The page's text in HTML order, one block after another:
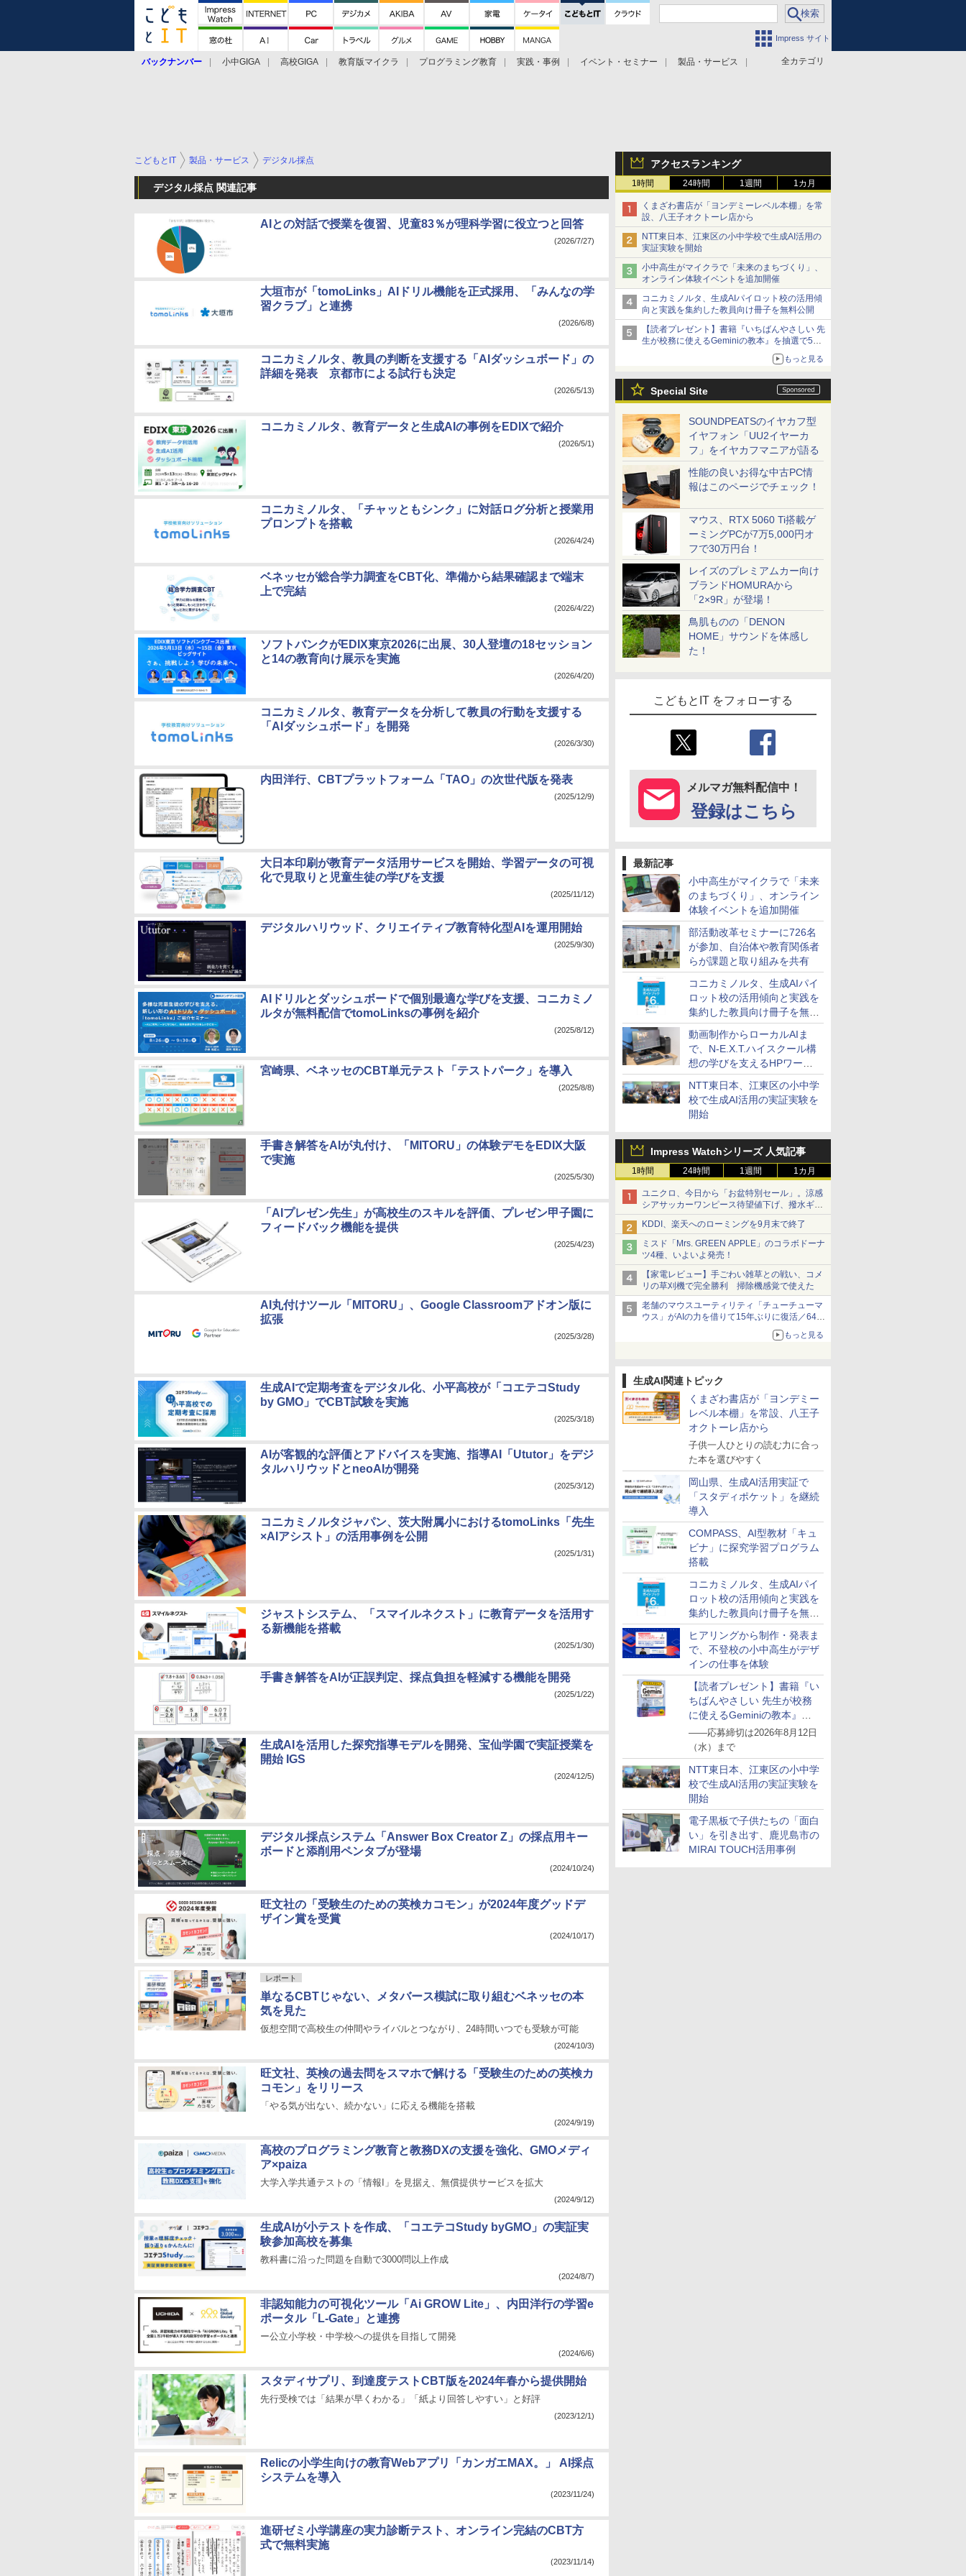
Impress サイト
全カテゴリ
バックナンバー 小中GIGA 高校GIGA 教育版マイクラ プログラミング教育 実践・事例 イベント・セミナー 製品・サービス
アクセスランキング
1時間 24時間 1週間 1カ月
くまざわ書店が「ヨンデミーレベル本棚」を常
設、八王子オクトーレ店から
NTT東日本、江東区の小中学校で生成AI活用の
実証実験を開始
小中高生がマイクラで「未来のまちづくり」、
オンライン体験イベントを追加開催
コニカミノルタ、生成AIパイロット校の活用傾
向と実践を集約した教員向け冊子を無料公開
【読者プレゼント】書籍『いちばんやさしい 先
生が校務に使えるGeminiの教本』を抽選で5名
様にプレゼント ――応募締切は2026年8月12
もっと見る
Special Site
SOUNDPEATSのイヤカフ型
イヤフォン「UU2イヤーカ
フ」をイヤカフマニアが語る
性能の良いお得な中古PC情
報はこのページでチェック！
マウス、RTX 5060 Ti搭載ゲ
ーミングPCが7万5,000円オ
フで30万円台！
レイズのプレミアムカー向け
ブランドHOMURAから
「2×9R」が登場！
鳥肌ものの「DENON
HOME」サウンドを体感し
た！
こどもとIT をフォローする
メルマガ無料配信中！
登録はこちら
最新記事
小中高生がマイクラで「未来
のまちづくり」、オンライン
体験イベントを追加開催
部活動改革セミナーに726名
が参加、自治体や教育関係者
らが課題と取り組みを共有
コニカミノルタ、生成AIパイ
ロット校の活用傾向と実践を
集約した教員向け冊子を無料
公開
動画制作からローカルAIま
で、N-E.X.T.ハイスクール構
想の学びを支えるHPワーク
ステーション
NTT東日本、江東区の小中学
校で生成AI活用の実証実験を
開始
Impress Watchシリーズ 人気記事
1時間 24時間 1週間 1カ月
ユニクロ、今日から「お盆特別セール」。涼感
シアサッカーワンピース待望値下げ、撥水ギア
ショーツは1990円に
KDDI、楽天へのローミングを9月末で終了
ミスド「Mrs. GREEN APPLE」のコラボドーナ
ツ4種、いよいよ発売！
【家電レビュー】手ごわい雑草との戦い、コメ
リの草刈機で完全勝利 掃除機感覚で使えた
老舗のマウスユーティリティ「チューチューマ
ウス」がAIの力を借りて15年ぶりに復活／64bit
化、Windows 10/11、「Chrome」も走り回
る。復活記念で2026年末まで500円
もっと見る
生成AI関連トピック
くまざわ書店が「ヨンデミー
レベル本棚」を常設、八王子
オクトーレ店から
子供一人ひとりの読む力に合っ
た本を選びやすく
岡山県、生成AI活用実証で
「スタディポケット」を継続
導入
COMPASS、AI型教材「キュ
ビナ」に探究学習プログラム
搭載
コニカミノルタ、生成AIパイ
ロット校の活用傾向と実践を
集約した教員向け冊子を無料
公開
ヒアリングから制作・発表ま
で、不登校の小中高生がデザ
インの仕事を体験
【読者プレゼント】書籍『い
ちばんやさしい 先生が校務
に使えるGeminiの教本』を
抽選で5名様にプレゼント
――応募締切は2026年8月12日
（水）まで
NTT東日本、江東区の小中学
校で生成AI活用の実証実験を
開始
電子黒板で子供たちの「面白
い」を引き出す、鹿児島市の
MIRAI TOUCH活用事例
こどもとIT 製品・サービス デジタル採点
デジタル採点 関連記事
AIとの対話で授業を復習、児童83％が理科学習に役立つと回答
(2026/7/27)
大垣市が「tomoLinks」AIドリル機能を正式採用、「みんなの学
習クラブ」と連携
(2026/6/8)
コニカミノルタ、教員の判断を支援する「AIダッシュボード」の
詳細を発表 京都市による試行も決定
(2026/5/13)
コニカミノルタ、教育データと生成AIの事例をEDIXで紹介
(2026/5/1)
コニカミノルタ、「チャッともシンク」に対話ログ分析と授業用
プロンプトを搭載
(2026/4/24)
ベネッセが総合学力調査をCBT化、準備から結果確認まで端末
上で完結
(2026/4/22)
ソフトバンクがEDIX東京2026に出展、30人登壇の18セッション
と14の教育向け展示を実施
(2026/4/20)
コニカミノルタ、教育データを分析して教員の行動を支援する
「AIダッシュボード」を開発
(2026/3/30)
内田洋行、CBTプラットフォーム「TAO」の次世代版を発表
(2025/12/9)
大日本印刷が教育データ活用サービスを開始、学習データの可視
化で見取りと児童生徒の学びを支援
(2025/11/12)
デジタルハリウッド、クリエイティブ教育特化型AIを運用開始
(2025/9/30)
AIドリルとダッシュボードで個別最適な学びを支援、コニカミノ
ルタが無料配信でtomoLinksの事例を紹介
(2025/8/12)
宮崎県、ベネッセのCBT単元テスト「テストパーク」を導入
(2025/8/8)
手書き解答をAIが丸付け、「MITORU」の体験デモをEDIX大阪
で実施
(2025/5/30)
「AIプレゼン先生」が高校生のスキルを評価、プレゼン甲子園に
フィードバック機能を提供
(2025/4/23)
AI丸付けツール「MITORU」、Google Classroomアドオン版に
拡張
(2025/3/28)
生成AIで定期考査をデジタル化、小平高校が「コエテコStudy
by GMO」でCBT試験を実施
(2025/3/18)
AIが客観的な評価とアドバイスを実施、指導AI「Ututor」をデジ
タルハリウッドとneoAIが開発
(2025/3/12)
コニカミノルタジャパン、茨大附属小におけるtomoLinks「先生
×AIアシスト」の活用事例を公開
(2025/1/31)
ジャストシステム、「スマイルネクスト」に教育データを活用す
る新機能を搭載
(2025/1/30)
手書き解答をAIが正誤判定、採点負担を軽減する機能を開発
(2025/1/22)
生成AIを活用した探究指導モデルを開発、宝仙学園で実証授業を
開始 IGS
(2024/12/5)
デジタル採点システム「Answer Box Creator Z」の採点用キー
ボードと添削用ペンタブが登場
(2024/10/24)
旺文社の「受験生のための英検カコモン」が2024年度グッドデ
ザイン賞を受賞
(2024/10/17)
レポート
単なるCBTじゃない、メタバース模試に取り組むベネッセの本
気を見た
仮想空間で高校生の仲間やライバルとつながり、24時間いつでも受験が可能
(2024/10/3)
旺文社、英検の過去問をスマホで解ける「受験生のための英検カ
コモン」をリリース
「やる気が出ない、続かない」に応える機能を搭載
(2024/9/19)
高校のプログラミング教育と教務DXの支援を強化、GMOメディ
ア×paiza
大学入学共通テストの「情報I」を見据え、無償提供サービスを拡大
(2024/9/12)
生成AIが小テストを作成、「コエテコStudy byGMO」の実証実
験参加高校を募集
教科書に沿った問題を自動で3000問以上作成
(2024/8/7)
非認知能力の可視化ツール「Ai GROW Lite」、内田洋行の学習e
ポータル「L-Gate」と連携
ー公立小学校・中学校への提供を目指して開発
(2024/6/6)
スタディサプリ、到達度テストCBT版を2024年春から提供開始
先行受検では「結果が早くわかる」「紙より回答しやすい」と好評
(2023/12/1)
Relicの小学生向けの教育Webアプリ「カンガエMAX。」 AI採点
システムを導入
(2023/11/24)
進研ゼミ小学講座の実力診断テスト、オンライン完結のCBT方
式で無料実施
(2023/11/14)